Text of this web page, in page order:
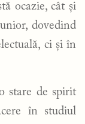
ocazie, cât și
dovedind
ci și în
stare de spirit
în studiul